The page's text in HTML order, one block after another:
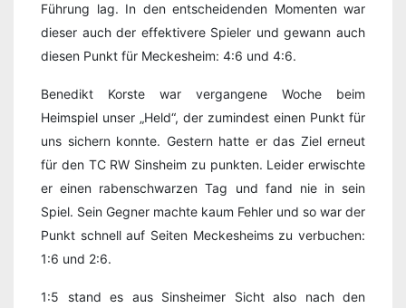
Führung lag. In den entscheidenden Momenten war
dieser auch der effektivere Spieler und gewann auch
diesen Punkt für Meckesheim: 4:6 und 4:6.
Benedikt Korste war vergangene Woche beim
Heimspiel unser „Held“, der zumindest einen Punkt für
uns sichern konnte. Gestern hatte er das Ziel erneut
für den TC RW Sinsheim zu punkten. Leider erwischte
er einen rabenschwarzen Tag und fand nie in sein
Spiel. Sein Gegner machte kaum Fehler und so war der
Punkt schnell auf Seiten Meckesheims zu verbuchen:
1:6 und 2:6.
1:5 stand es aus Sinsheimer Sicht also nach den